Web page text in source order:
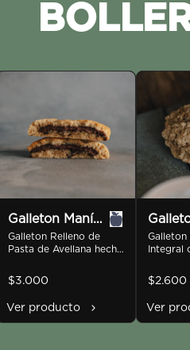
Galleton Maní
Pasta de
Galleton Relleno de
Pasta de Avellana hecha
$3.000
Ver producto
Avena
Galleton
Integral
$2.600
Ver